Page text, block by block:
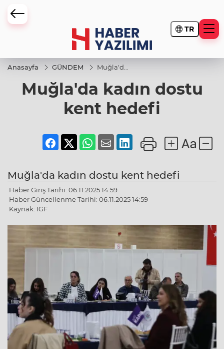
TR
Anasayfa GÜNDEM
Muğla'da
dostu
kent
Muğla'da kadın dostu
kent hedefi
Muğla'da kadın dostu kent hedefi
Haber Giriş Tarihi: 06.11.2025 14:59
Haber Güncellenme Tarihi: 06.11.2025 14:59
Kaynak: IGF